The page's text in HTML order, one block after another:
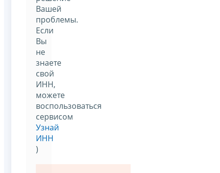
Вашей
проблемы.
Если
Вы
не
знаете
свой
ИНН,
можете
воспользоваться
сервисом
Узнай
ИНН
)